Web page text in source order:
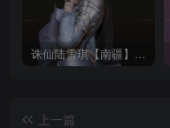
诛仙陆雪琪【南疆】CoveRig
上一篇